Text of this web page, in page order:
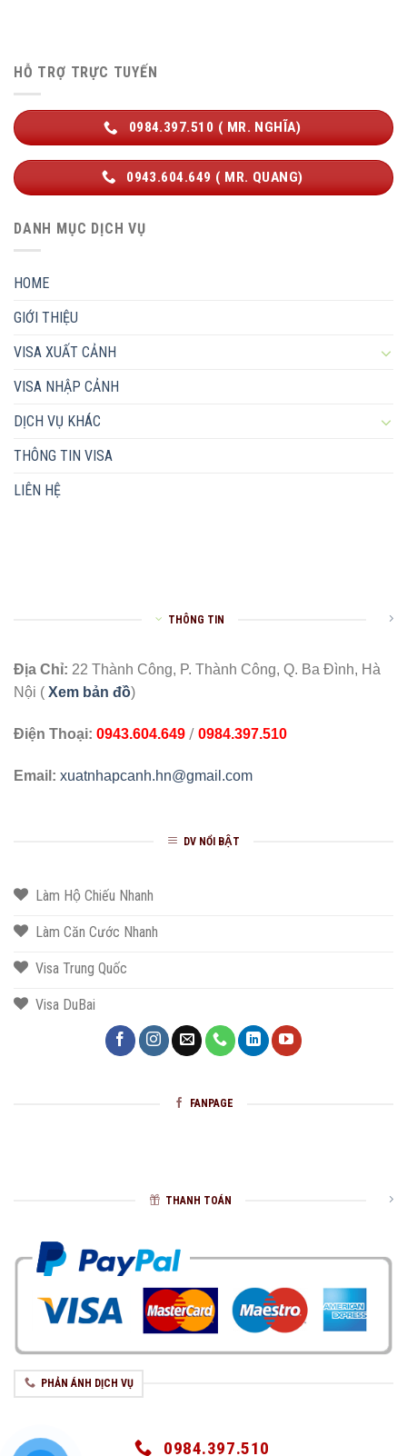
HỖ TRỢ TRỰC TUYẾN
0984.397.510 ( MR. NGHĨA)
0943.604.649 ( MR. QUANG)
DANH MỤC DỊCH VỤ
HOME
GIỚI THIỆU
VISA XUẤT CẢNH
VISA NHẬP CẢNH
DỊCH VỤ KHÁC
THÔNG TIN VISA
LIÊN HỆ
THÔNG TIN
Địa Chỉ: 22 Thành Công, P. Thành Công, Q. Ba Đình, Hà
Nội ( Xem bản đồ)
Điện Thoại: 0943.604.649 / 0984.397.510
Email: xuatnhapcanh.hn@gmail.com
DV NỔI BẬT
Làm Hộ Chiếu Nhanh
Làm Căn Cước Nhanh
Visa Trung Quốc
Visa DuBai
FANPAGE
THANH TOÁN
PHẢN ÁNH DỊCH VỤ
0984.397.510